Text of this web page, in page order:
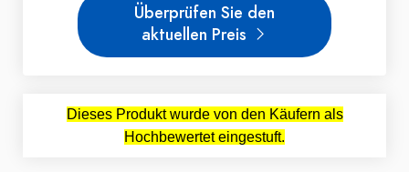
Überprüfen Sie den
aktuellen Preis
Dieses Produkt wurde von den Käufern als
Hochbewertet eingestuft.